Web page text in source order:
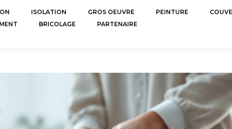
ISOLATION GROS OEUVRE PEINTURE
BRICOLAGE PARTENAIRE